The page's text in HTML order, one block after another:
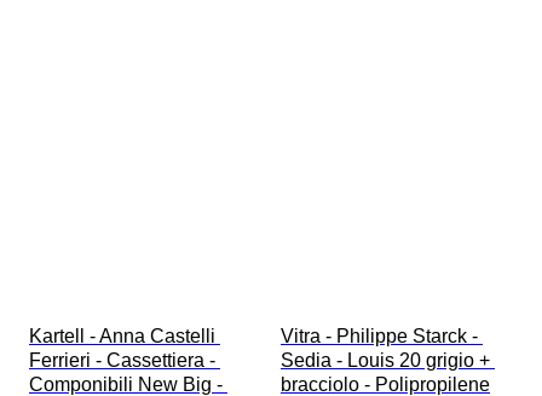
Kartell - Anna Castelli
Ferrieri - Cassettiera -
Componibili New Big -
Vitra - Philippe Starck -
Sedia - Louis 20 grigio +
bracciolo - Polipropilene